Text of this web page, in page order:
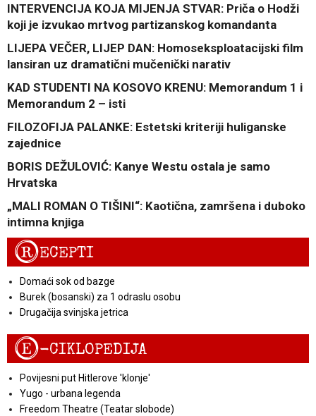
INTERVENCIJA KOJA MIJENJA STVAR: Priča o Hodži
koji je izvukao mrtvog partizanskog komandanta
LIJEPA VEČER, LIJEP DAN: Homoseksploatacijski film
lansiran uz dramatični mučenički narativ
KAD STUDENTI NA KOSOVO KRENU: Memorandum 1 i
Memorandum 2 – isti
FILOZOFIJA PALANKE: Estetski kriteriji huliganske
zajednice
BORIS DEŽULOVIĆ: Kanye Westu ostala je samo
Hrvatska
„MALI ROMAN O TIŠINI“: Kaotična, zamršena i duboko
intimna knjiga
RECEPTI
Domaći sok od bazge
Burek (bosanski) za 1 odraslu osobu
Drugačija svinjska jetrica
E-CIKLOPEDIJA
Povijesni put Hitlerove 'klonje'
Yugo - urbana legenda
Freedom Theatre (Teatar slobode)